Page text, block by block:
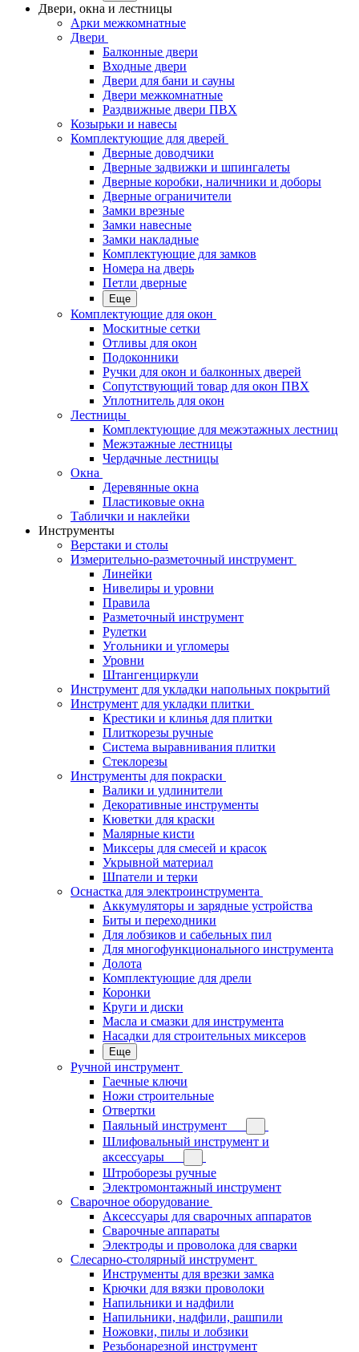
Двери, окна и лестницы
Арки межкомнатные
Двери
Балконные двери
Входные двери
Двери для бани и сауны
Двери межкомнатные
Раздвижные двери ПВХ
Козырьки и навесы
Комплектующие для дверей
Дверные доводчики
Дверные задвижки и шпингалеты
Дверные коробки, наличники и доборы
Дверные ограничители
Замки врезные
Замки навесные
Замки накладные
Комплектующие для замков
Номера на дверь
Петли дверные
Еще
Комплектующие для окон
Москитные сетки
Отливы для окон
Подоконники
Ручки для окон и балконных дверей
Сопутствующий товар для окон ПВХ
Уплотнитель для окон
Лестницы
Комплектующие для межэтажных лестниц
Межэтажные лестницы
Чердачные лестницы
Окна
Деревянные окна
Пластиковые окна
Таблички и наклейки
Инструменты
Верстаки и столы
Измерительно-разметочный инструмент
Линейки
Нивелиры и уровни
Правила
Разметочный инструмент
Рулетки
Угольники и угломеры
Уровни
Штангенциркули
Инструмент для укладки напольных покрытий
Инструмент для укладки плитки
Крестики и клинья для плитки
Плиткорезы ручные
Система выравнивания плитки
Стеклорезы
Инструменты для покраски
Валики и удлинители
Декоративные инструменты
Кюветки для краски
Малярные кисти
Миксеры для смесей и красок
Укрывной материал
Шпатели и терки
Оснастка для электроинструмента
Аккумуляторы и зарядные устройства
Биты и переходники
Для лобзиков и сабельных пил
Для многофункционального инструмента
Долота
Комплектующие для дрели
Коронки
Круги и диски
Масла и смазки для инструмента
Насадки для строительных миксеров
Еще
Ручной инструмент
Гаечные ключи
Ножи строительные
Отвертки
Паяльный инструмент
Шлифовальный инструмент и
аксессуары
Штроборезы ручные
Электромонтажный инструмент
Сварочное оборудование
Аксессуары для сварочных аппаратов
Сварочные аппараты
Электроды и проволока для сварки
Слесарно-столярный инструмент
Инструменты для врезки замка
Крючки для вязки проволоки
Напильники и надфили
Напильники, надфили, рашпили
Ножовки, пилы и лобзики
Резьбонарезной инструмент